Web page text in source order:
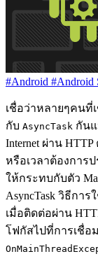
#Android #Android
เชื่อว่าหลายๆคนที่
กับ AsyncTask กัน
Internet ผ่าน
หรือเวลาต้องการป
ให้กระทบกับตัว
AsyncTask วิธีการ
เมื่อติดต่อผ่าน
โฟกัสไปที่การเชื่อม